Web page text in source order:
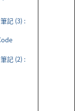
記 (3) :
記 (2) :